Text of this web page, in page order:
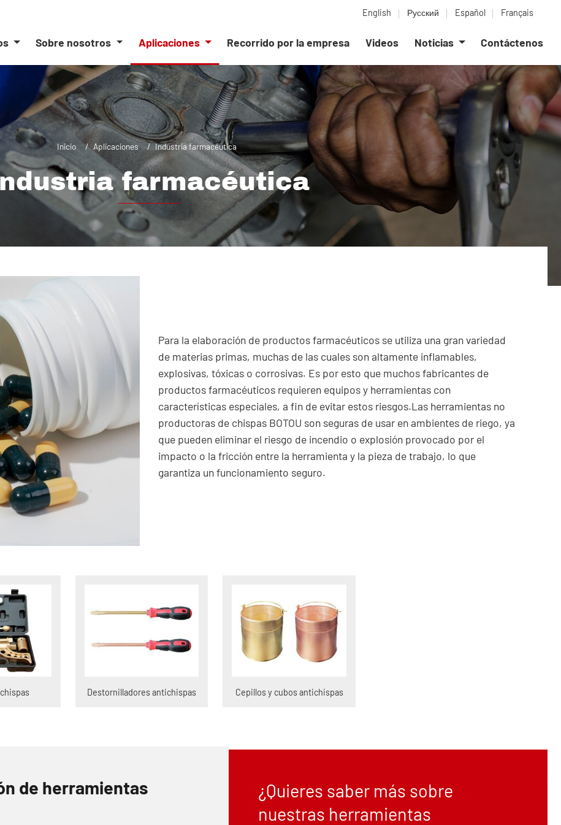
English Русский Español Français
Sobre nosotros Aplicaciones Recorrido por la empresa Videos Noticias Contáctenos
Inicio Aplicaciones Industria farmacéutica
farmacéutica
Para la elaboración de productos farmacéuticos se utiliza una gran variedad
de materias primas, muchas de las cuales son altamente inflamables,
explosivas, tóxicas o corrosivas. Es por esto que muchos fabricantes de
productos farmacéuticos requieren equipos y herramientas con
características especiales, a fin de evitar estos riesgos.Las herramientas no
productoras de chispas BOTOU son seguras de usar en ambientes de riego, ya
que pueden eliminar el riesgo de incendio o explosión provocado por el
impacto o la fricción entre la herramienta y la pieza de trabajo, lo que
garantiza un funcionamiento seguro.
Destornilladores antichispas Cepillos y cubos antichispas
de herramientas
¿Quieres saber más sobre
nuestras herramientas